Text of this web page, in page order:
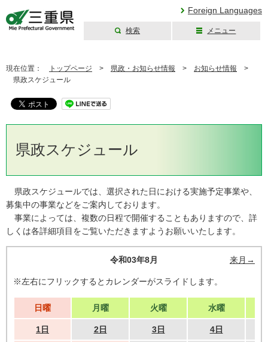
Foreign Languages
検索 メニュー
現在位置： トップページ > 県政・お知らせ情報 > お知らせ情報 >
県政スケジュール
県政スケジュール
県政スケジュールでは、選択された日における実施予定事業や、
募集中の事業などをご案内しております。
事業によっては、複数の日程で開催することもありますので、詳
しくは各詳細項目をご覧いただきますようお願いいたします。
令和03年8月 来月→
※左右にフリックするとカレンダーがスライドします。
日曜 月曜 火曜 水曜
1日 2日 3日 4日